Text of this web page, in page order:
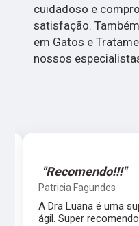
cuidadoso e
satisfação.
em Gatos e
nossos
"Recomendo!!!"
Patricia Fagundes
A Dra Luana é uma
ágil. Super